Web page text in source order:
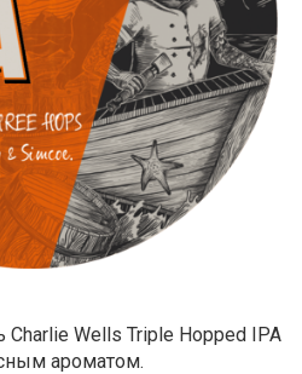
Wells Triple Hopped IPA
ароматом.